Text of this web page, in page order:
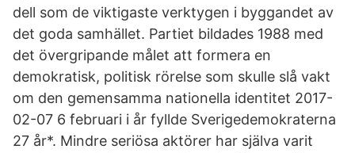
dell som de viktigaste verktygen i byggandet av
det goda samhället. Partiet bildades 1988 med
det övergripande målet att formera en
demokratisk, politisk rörelse som skulle slå vakt
om den gemensamma nationella identitet 2017-
02-07 6 februari i år fyllde Sverigedemokraterna
27 år*. Mindre seriösa aktörer har själva varit